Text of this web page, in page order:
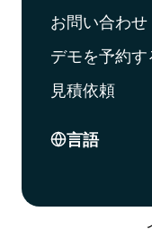
お問い合わせ
デモを予約す
見積依頼
言語